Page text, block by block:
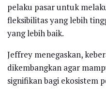
pelaku pasar untuk
fleksibilitas yang lebih
yang lebih baik.
Jeffrey menegaskan,
dikembangkan agar
signifikan bagi ekosistem